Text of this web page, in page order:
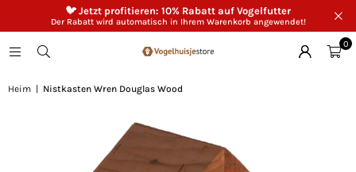
🐦 Jetzt profitieren: 10% Rabatt auf Vogelfutter
Der Rabatt wird automatisch in Ihrem Warenkorb angewendet!
0
Heim Nistkasten Wren Douglas Wood